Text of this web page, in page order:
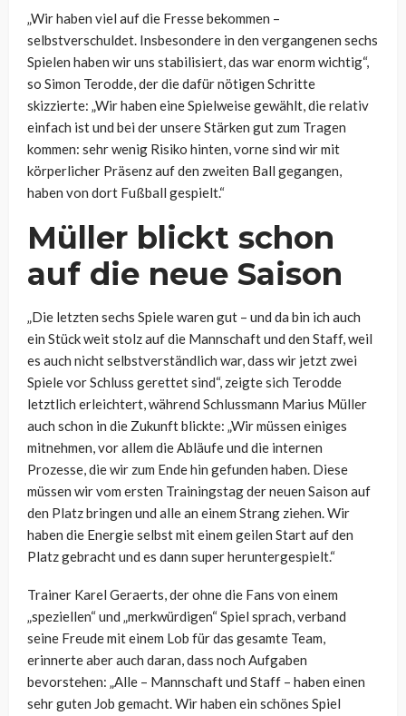
„Wir haben viel auf die Fresse bekommen –
selbstverschuldet. Insbesondere in den vergangenen sechs
Spielen haben wir uns stabilisiert, das war enorm wichtig“,
so Simon Terodde, der die dafür nötigen Schritte
skizzierte: „Wir haben eine Spielweise gewählt, die relativ
einfach ist und bei der unsere Stärken gut zum Tragen
kommen: sehr wenig Risiko hinten, vorne sind wir mit
körperlicher Präsenz auf den zweiten Ball gegangen,
haben von dort Fußball gespielt.“
Müller blickt schon
auf die neue Saison
„Die letzten sechs Spiele waren gut – und da bin ich auch
ein Stück weit stolz auf die Mannschaft und den Staff, weil
es auch nicht selbstverständlich war, dass wir jetzt zwei
Spiele vor Schluss gerettet sind“, zeigte sich Terodde
letztlich erleichtert, während Schlussmann Marius Müller
auch schon in die Zukunft blickte: „Wir müssen einiges
mitnehmen, vor allem die Abläufe und die internen
Prozesse, die wir zum Ende hin gefunden haben. Diese
müssen wir vom ersten Trainingstag der neuen Saison auf
den Platz bringen und alle an einem Strang ziehen. Wir
haben die Energie selbst mit einem geilen Start auf den
Platz gebracht und es dann super heruntergespielt.“
Trainer Karel Geraerts, der ohne die Fans von einem
„speziellen“ und „merkwürdigen“ Spiel sprach, verband
seine Freude mit einem Lob für das gesamte Team,
erinnerte aber auch daran, dass noch Aufgaben
bevorstehen: „Alle – Mannschaft und Staff – haben einen
sehr guten Job gemacht. Wir haben ein schönes Spiel